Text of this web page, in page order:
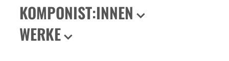
KOMPONIST:INNEN
WERKE